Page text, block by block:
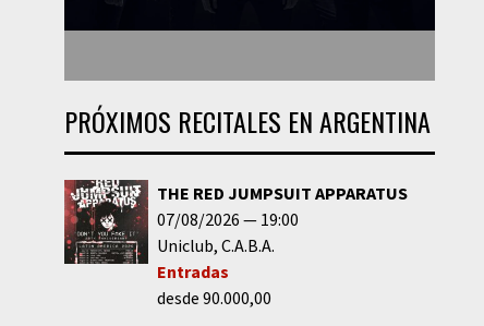
PRÓXIMOS RECITALES EN ARGENTINA
THE RED JUMPSUIT APPARATUS
07/08/2026
19:00
Uniclub C.A.B.A.
Entradas
desde 90.000,00